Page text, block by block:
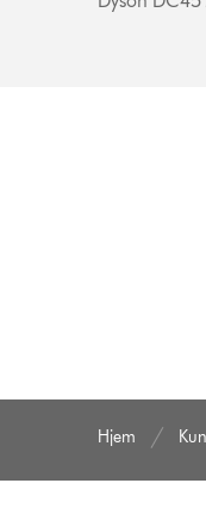
Hjem